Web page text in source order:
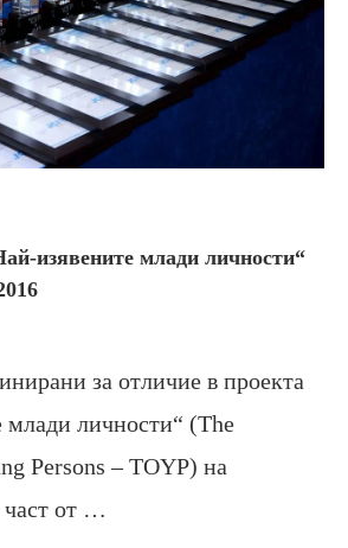
изявените млади личности“
за отличие в проекта
млади личности“ (The
Persons – TOYP) на
част от …